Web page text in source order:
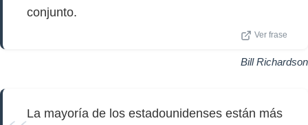
conjunto.
Ver frase
Bill Richardson
La mayoría de los estadounidenses están más